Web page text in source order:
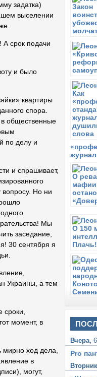
задатка)
выселении
срок подачи
и было
квартиры
спора.
общественные
по делу и
и спрашивает,
Но ни
Мы
заседание,
30 сентября я
Украины, а тем
сроки,
момент, в
мирно ход дела,
в
могут,
В
В
Вчера,
Pro